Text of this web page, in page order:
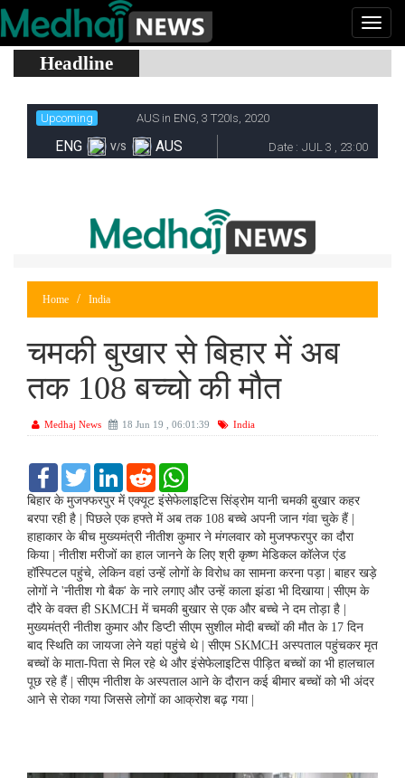
Headline
Home India
चमकी बुखार से बिहार में अब
तक 108 बच्चो की मौत
Medhaj News 18 Jun 19 , 06:01:39 India
F
c
e
b
o
o
k
T
i
t
e
r
L
n
k
e
d
I
n
R
d
d
t
a
t
A
p
p
बिहार के मुजफ्फरपुर में एक्यूट इंसेफेलाइटिस सिंड्रोम यानी चमकी बुखार कहर
बरपा रही है | पिछले एक हफ्ते में अब तक 108 बच्चे अपनी जान गंवा चुके हैं |
हाहाकार के बीच मुख्यमंत्री नीतीश कुमार ने मंगलवार को मुजफ्फरपुर का दौरा
किया | नीतीश मरीजों का हाल जानने के लिए श्री कृष्ण मेडिकल कॉलेज एंड
हॉस्पिटल पहुंचे, लेकिन वहां उन्हें लोगों के विरोध का सामना करना पड़ा | बाहर खड़े
लोगों ने 'नीतीश गो बैक' के नारे लगाए और उन्हें काला झंडा भी दिखाया | सीएम के
दौरे के वक्त ही SKMCH में चमकी बुखार से एक और बच्चे ने दम तोड़ा है |
मुख्यमंत्री नीतीश कुमार और डिप्टी सीएम सुशील मोदी बच्चों की मौत के 17 दिन
बाद स्थिति का जायजा लेने यहां पहुंचे थे | सीएम SKMCH अस्‍पताल पहुंचकर मृत
बच्‍चों के माता-पिता से मिल रहे थे और इंसेफेलाइटिस पीड़ित बच्‍चों का भी हालचाल
पूछ रहे हैं | सीएम नीतीश के अस्पताल आने के दौरान कई बीमार बच्चों को भी अंदर
आने से रोका गया जिससे लोगों का आक्रोश बढ़ गया |